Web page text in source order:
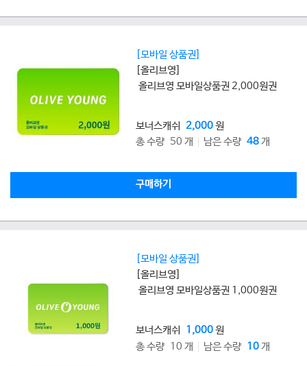
[모바일 상품권]
[올리브영]
올리브영 모바일상품권 2,000원권
보너스캐쉬 2,000원
총 수량 50 개
남은 수량 48개
구매하기
[모바일 상품권]
[올리브영]
올리브영 모바일상품권 1,000원권
보너스캐쉬 1,000원
총 수량 10 개
남은 수량 10개